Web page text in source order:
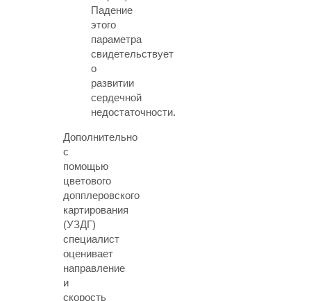
Падение
этого
параметра
свидетельствует
о
развитии
сердечной
недостаточности.
Дополнительно
с
помощью
цветового
допплеровского
картирования
(УЗДГ)
специалист
оценивает
направление
и
скорость